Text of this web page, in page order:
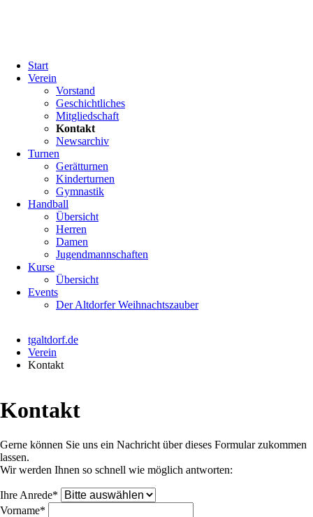
überspringen
Start
Verein
Vorstand
Geschichtliches
Mitgliedschaft
Kontakt
Newsarchiv
Turnen
Gerätturnen
Kinderturnen
Gymnastik
Handball
Übersicht
Herren
Damen
Jugendmannschaften
Kurse
Übersicht
Events
Der Altdorfer Weihnachtszauber
tgaltdorf.de
Verein
Kontakt
Kontakt
Gerne können Sie uns ein Nachricht über dieses Formular zukommen
lassen.
Wir werden Ihnen so schnell wie möglich antworten:
Pflichtfeld
Ihre Anrede*
Pflichtfeld
Vorname*